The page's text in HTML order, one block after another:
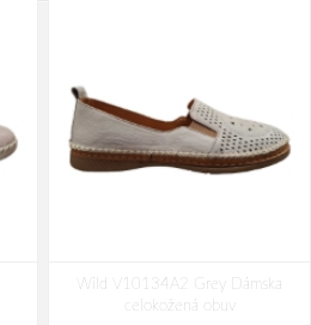
Wild V10134A2 Grey Dámska
celokožená obuv